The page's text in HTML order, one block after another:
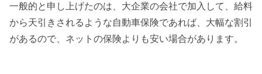
一般的と申し上げたのは、大企業の会社で加入して、給料
から天引きされるような自動車保険であれば、大幅な割引
があるので、ネットの保険よりも安い場合があります。